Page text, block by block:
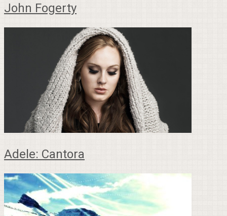
John Fogerty
Adele: Cantora